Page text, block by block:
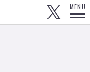
MENU